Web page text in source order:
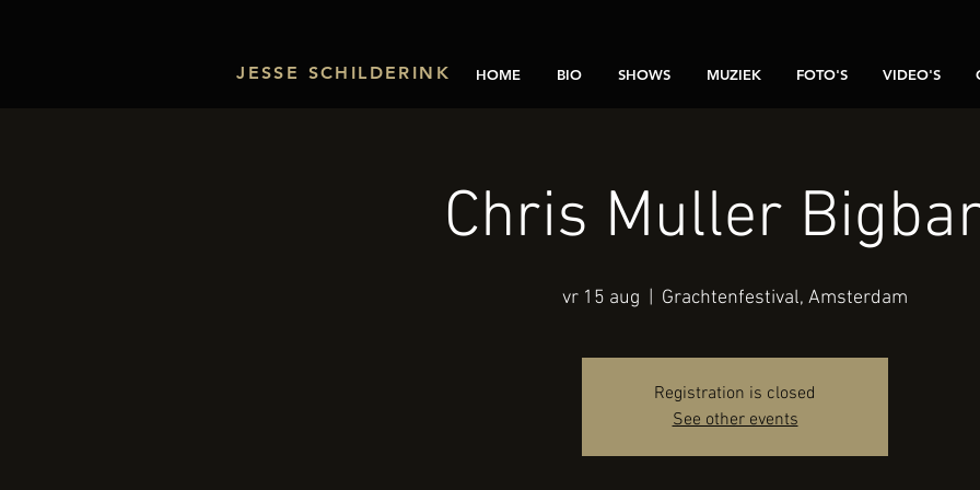
JESSE SCHILDERINK HOME BIO SHOWS MUZIEK FOTO'S VIDEO'S
Chris Muller
vr 15 aug Grachtenfestival, Amsterdam
Registration is closed
See other events